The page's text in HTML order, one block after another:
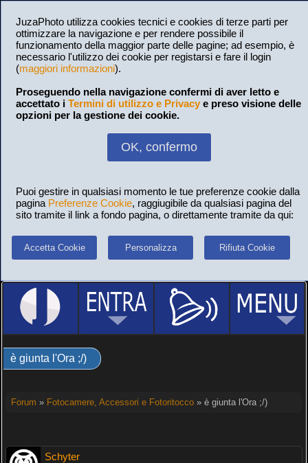
JuzaPhoto utilizza cookies tecnici e cookies di terze parti per
ottimizzare la navigazione e per rendere possibile il
funzionamento della maggior parte delle pagine; ad esempio, è
necessario l'utilizzo dei cookie per registarsi e fare il login
(maggiori informazioni).
Proseguendo nella navigazione confermi di aver letto e
accettato i Termini di utilizzo e Privacy e preso visione delle
opzioni per la gestione dei cookie.
OK, confermo
Puoi gestire in qualsiasi momento le tue preferenze cookie dalla
pagina Preferenze Cookie, raggiugibile da qualsiasi pagina del
sito tramite il link a fondo pagina, o direttamente tramite da qui:
Accetta Cookie Personalizza Rifiuta Cookie
è giunta l'Ora ;/)
Forum » Fotocamere, Accessori e Fotoritocco» è giunta l'Ora ;/)
Schyter